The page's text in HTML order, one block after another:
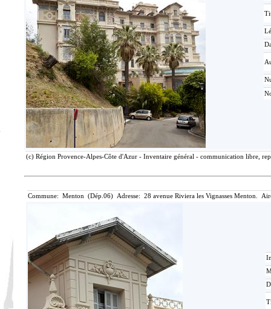
(c) Région Provence-Alpes-Côte d'Azur - Inventaire général - communication libre,
Commune: Menton (Dép.06) Adresse: 28 avenue Riviera les Vignasses Menton.